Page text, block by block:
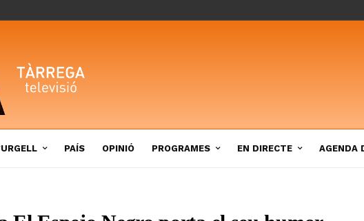
PAÍS OPINIÓ PROGRAMES EN DIRECTE AGENDA